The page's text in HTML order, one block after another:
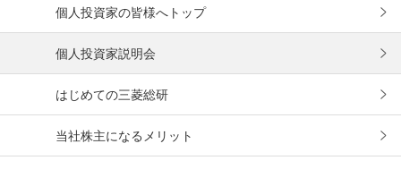
個人投資家の皆様へ
個人投資家説明会
はじめての三菱総研
当社株主になる メリット